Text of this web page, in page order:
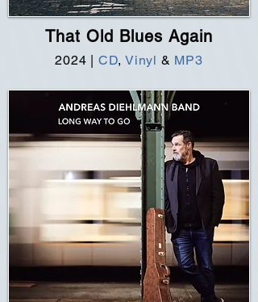
That Old Blues Again
2024 CD, Vinyl & MP3